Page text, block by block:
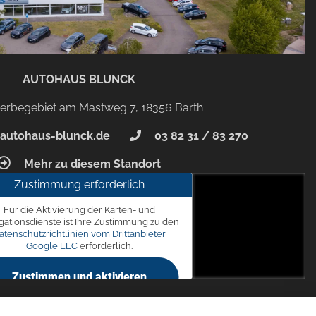
AUTOHAUS BLUNCK
am Mastweg 7, 18356 Barth
blunck.de 03 82 31 / 83 270
Mehr zu diesem Standort
7, 18356 Barth
Zustimmung erforderlich
Für die Aktivierung der Karten- und
ist Ihre Zustimmung zu den
vom Drittanbieter
Google LLCerforderlich.
Zustimmen und aktivieren